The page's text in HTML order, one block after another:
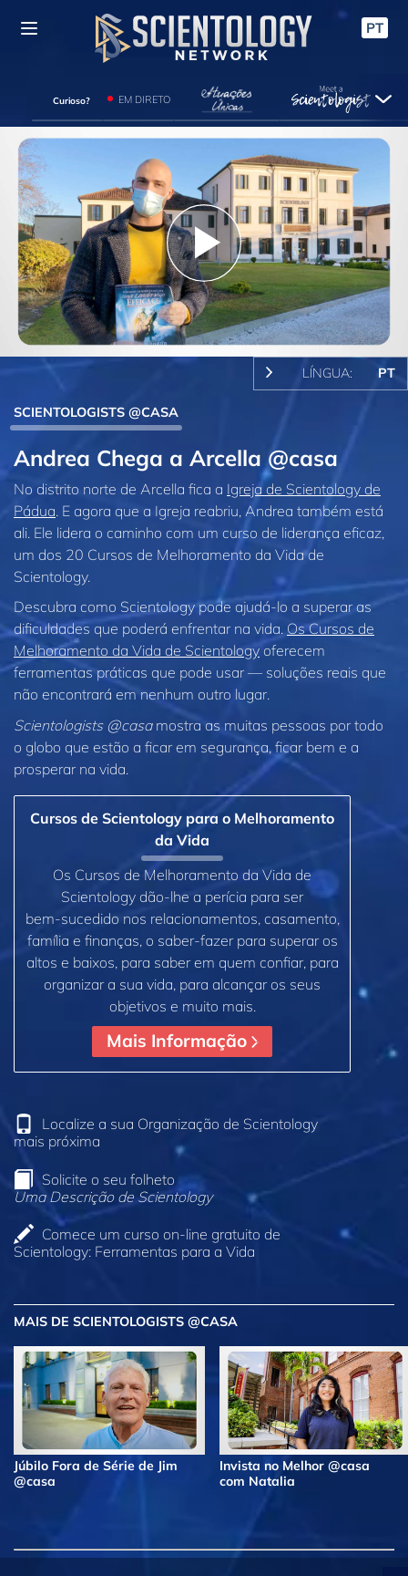
PT
Curioso? EM DIRETO
Play
Video
LÍNGUA: PT
SCIENTOLOGISTS @CASA
Andrea Chega a Arcella @casa
No distrito norte de Arcella fica a Igreja de Scientology de
Pádua. E agora que a Igreja reabriu, Andrea também está
ali. Ele lidera o caminho com um curso de liderança eficaz,
um dos 20 Cursos de Melhoramento da Vida de
Scientology.
Descubra como Scientology pode ajudá‑lo a superar as
dificuldades que poderá enfrentar na vida. Os Cursos de
Melhoramento da Vida de Scientologyoferecem
ferramentas práticas que pode usar — soluções reais que
não encontrará em nenhum outro lugar.
Scientologists @casamostra as muitas pessoas por todo
o globo que estão a ficar em segurança, ficar bem e a
prosperar na vida.
Cursos de Scientology para o Melhoramento
da Vida
Os Cursos de Melhoramento da Vida de
Scientology dão‑lhe a perícia para ser
bem‑sucedido nos relacionamentos, casamento,
família e finanças, o saber‑fazer para superar os
altos e baixos, para saber em quem confiar, para
organizar a sua vida, para alcançar os seus
objetivos e muito mais.
Mais Informação
Localize a sua Organização de Scientology
mais próxima
Solicite o seu folheto
Uma Descrição de Scientology
Comece um curso on‑line gratuito de
Scientology: Ferramentas para a Vida
MAIS DE SCIENTOLOGISTS @CASA
Júbilo Fora de Série de Jim
@casa
Invista no Melhor @casa
com Natalia